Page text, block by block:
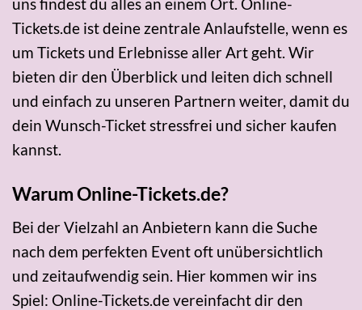
uns findest du alles an einem Ort. Online-
Tickets.de ist deine zentrale Anlaufstelle, wenn es
um Tickets und Erlebnisse aller Art geht. Wir
bieten dir den Überblick und leiten dich schnell
und einfach zu unseren Partnern weiter, damit du
dein Wunsch-Ticket stressfrei und sicher kaufen
kannst.
Warum Online-Tickets.de?
Bei der Vielzahl an Anbietern kann die Suche
nach dem perfekten Event oft unübersichtlich
und zeitaufwendig sein. Hier kommen wir ins
Spiel: Online-Tickets.de vereinfacht dir den